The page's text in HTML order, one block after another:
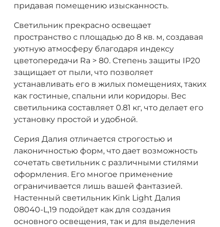
придавая помещению изысканность.
Светильник прекрасно освещает
пространство с площадью до 8 кв. м, создавая
уютную атмосферу благодаря индексу
цветопередачи Ra > 80. Степень защиты IP20
защищает от пыли, что позволяет
устанавливать его в жилых помещениях, таких
как гостиные, спальни или коридоры. Вес
светильника составляет 0.81 кг, что делает его
установку простой и удобной.
Серия Далия отличается строгостью и
лаконичностью форм, что дает возможность
сочетать светильник с различными стилями
оформления. Его многое применение
ограничивается лишь вашей фантазией.
Настенный светильник Kink Light Далия
08040-L,19 подойдет как для создания
основного освещения, так и для выделения